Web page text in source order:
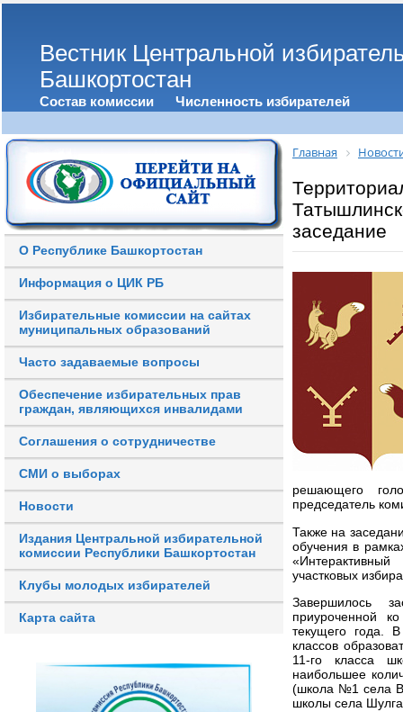
Вестник Центральной
Башкортостан
Состав комиссии Численность избирателей
О Республике Башкортостан
Информация о ЦИК РБ
Избирательные комиссии на сайтах
муниципальных образований
Часто задаваемые вопросы
Обеспечение избирательных прав
граждан, являющихся инвалидами
Соглашения о сотрудничестве
СМИ о выборах
Новости
Издания Центральной избирательной
комиссии Республики Башкортостан
Клубы молодых избирателей
Карта сайта
Главная
заседание
решающего
председатель
Также на
обучения в
участковых
Завершилось
приуроченной
текущего года.
классов
11-го класса
наибольшее
(школа №1 села
школы села